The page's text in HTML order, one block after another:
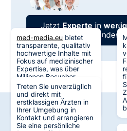
JetztExpertein
finden!
med-media.eu bietet
transparente, qualitativ
hochwertige Inhalte mit
Fokus auf medizinischer
Expertise, was über
Millionen Besucher
generiert hat und zu
Berichterstattungen in
verschiedenen Medien
führt.
Treten Sie unverzüglich
und direkt mit
erstklassigen Ärzten in
Ihrer Umgebung in
Kontakt und arrangieren
Sie eine persönliche